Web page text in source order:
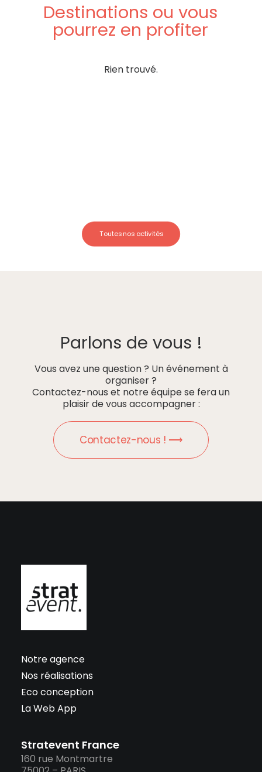
Destinations ou vous
pourrez en profiter
Rien trouvé.
Toutes nos activités
Parlons de vous !
Vous avez une question ? Un événement à
organiser ?
Contactez-nous et notre équipe se fera un
plaisir de vous accompagner :
Contactez-nous ! ⟶
Notre agence
Nos réalisations
Eco conception
La Web App
Stratevent France
160 rue Montmartre